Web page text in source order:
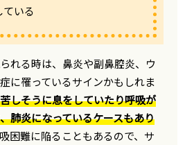
ている
れる時は、鼻炎や副鼻腔炎、ウ
に罹っているサインかもしれま
しそうに息をしていたり呼吸が
肺炎になっているケースもあり
困難に陥ることもあるので、サ